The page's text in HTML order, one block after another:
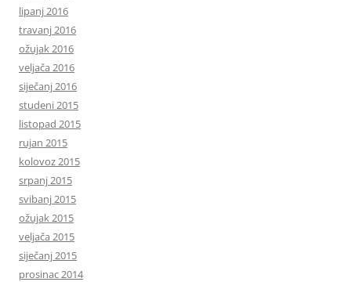
lipanj 2016
travanj 2016
ožujak 2016
veljača 2016
siječanj 2016
studeni 2015
listopad 2015
rujan 2015
kolovoz 2015
srpanj 2015
svibanj 2015
ožujak 2015
veljača 2015
siječanj 2015
prosinac 2014